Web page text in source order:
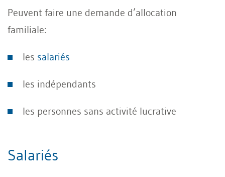
Peuvent faire une demande d’allocation
familiale:
les salariés
les indépendants
les personnes sans activité lucrative
Salariés